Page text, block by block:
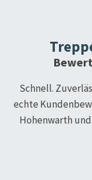
Schnell.
echte
Hohenwarth